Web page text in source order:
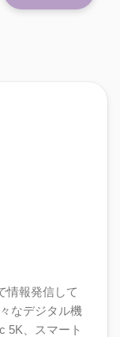
情報発信して
なデジタル機
5K、スマート